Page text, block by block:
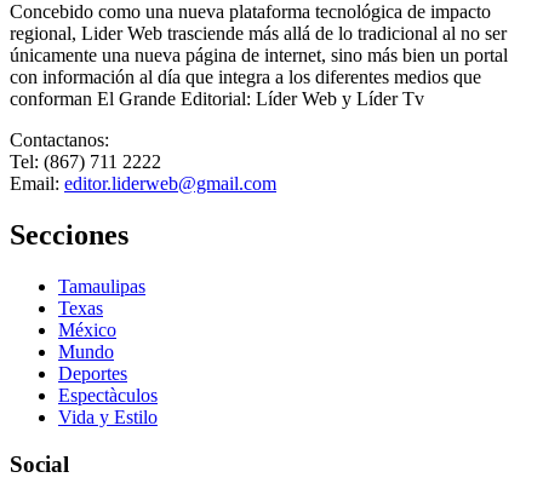
Concebido como una nueva plataforma tecnológica de impacto
regional, Lider Web trasciende más allá de lo tradicional al no ser
únicamente una nueva página de internet, sino más bien un portal
con información al día que integra a los diferentes medios que
conforman El Grande Editorial: Líder Web y Líder Tv
Contactanos:
Tel: (867) 711 2222
Email: editor.liderweb@gmail.com
Secciones
Tamaulipas
Texas
México
Mundo
Deportes
Espectàculos
Vida y Estilo
Social